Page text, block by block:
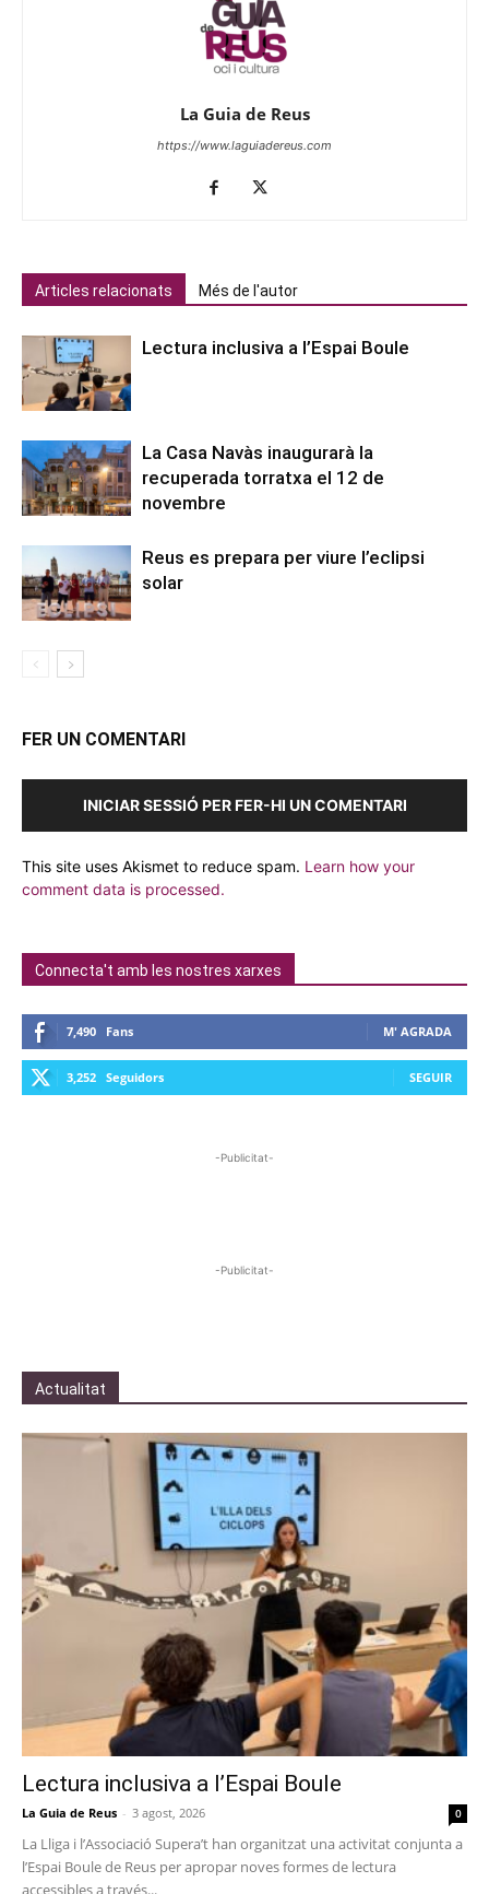
La Guia de Reus
https://www.laguiadereus.com
Articles relacionats Més de l'autor
Lectura inclusiva a l’Espai Boule
La Casa Navàs inaugurarà la
recuperada torratxa el 12 de
novembre
Reus es prepara per viure l’eclipsi
solar
FER UN COMENTARI
INICIAR SESSIÓ PER FER-HI UN COMENTARI
This site uses Akismet to reduce spam. Learn how your
comment data is processed.
Connecta't amb les nostres xarxes
7,490 Fans M' AGRADA
3,252 Seguidors SEGUIR
-Publicitat-
-Publicitat-
Actualitat
Lectura inclusiva a l’Espai Boule
La Guia de Reus - 3 agost, 2026 0
La Lliga i l’Associació Supera’t han organitzat una activitat conjunta a
l’Espai Boule de Reus per apropar noves formes de lectura
accessibles a través...